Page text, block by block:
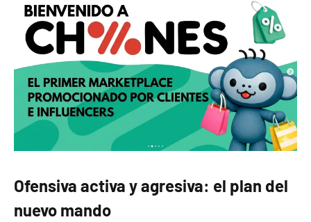
Ofensiva activa y agresiva: el plan del
nuevo mando